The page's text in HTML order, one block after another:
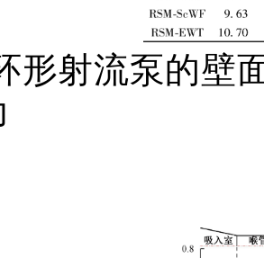
形射流泵的壁